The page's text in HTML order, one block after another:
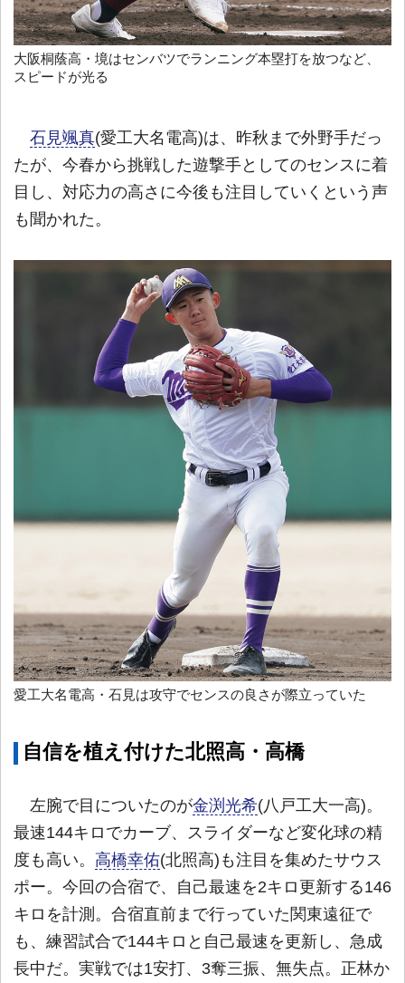
大阪桐蔭高・境はセンバツでランニング本塁打を放つなど、
スピードが光る
石見颯真(愛工大名電高)は、昨秋まで外野手だっ
たが、今春から挑戦した遊撃手としてのセンスに着
目し、対応力の高さに今後も注目していくという声
も聞かれた。
愛工大名電高・石見は攻守でセンスの良さが際立っていた
自信を植え付けた北照高・高橋
左腕で目についたのが金渕光希(八戸工大一高)。
最速144キロでカーブ、スライダーなど変化球の精
度も高い。 高橋幸佑(北照高)も注目を集めたサウス
ポー。今回の合宿で、自己最速を2キロ更新する146
キロを計測。合宿直前まで行っていた関東遠征で
も、練習試合で144キロと自己最速を更新し、急成
長中だ。実戦では1安打、3奪三振、無失点。正林か